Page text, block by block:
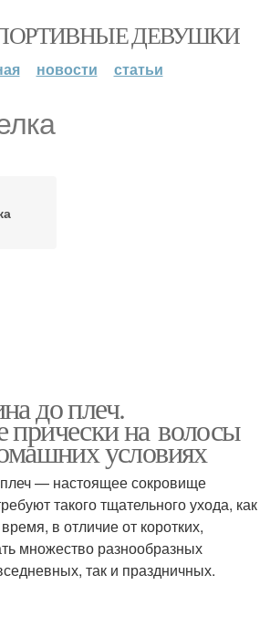
ДЕВУШКИ
новости статьи
до плеч.
прически на волосы
условиях
— настоящее сокровище
такого тщательного ухода, как
в отличие от коротких,
множество разнообразных
так и праздничных.